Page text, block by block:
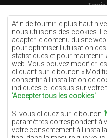
Afin de fournir le plus haut
nous utilisons des cookies.
adapter le contenu du site
pour optimiser l’utilisation
statistiques et pour maintenir
web. Vous pouvez modifier
cliquant sur le bouton «
consentir à l’installation de
indiquées ci-dessus sur votre
'Accepter tous les cookies'
Si vous cliquez sur le bouton
paramètres correspondent à
votre consentement à